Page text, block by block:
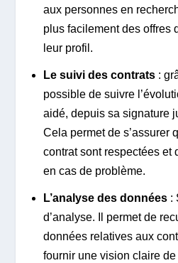
aux personnes en
plus facilement des offres
leur profil.
Le suivi des contrats:
possible de suivre
aidé, depuis sa signature
Cela permet de s’assurer
contrat sont respectées et
en cas de problème.
L’analyse des données :
d’analyse. Il permet de
données relatives aux
fournir une vision claire de